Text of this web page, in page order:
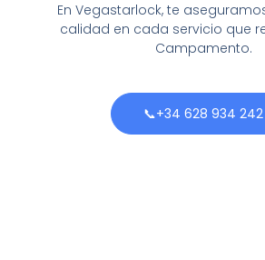
En Vegastarlock, te
calidad en cada servicio que
Campamento.
📞+34 628 934 242